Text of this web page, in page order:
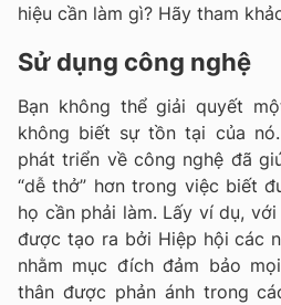
hiệu cần làm gì? Hãy tham
Sử dụng công nghệ
Bạn không thể giải quyết
không biết sự tồn tại của
phát triển về công nghệ đã
“dễ thở” hơn trong việc biết
họ cần phải làm. Lấy ví dụ,
được tạo ra bởi Hiệp hội các
nhằm mục đích đảm bảo
thân được phản ánh trong